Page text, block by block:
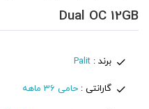
Dual OC 12GB
برند :Palit
گارانتی :حامی 36 ماهه